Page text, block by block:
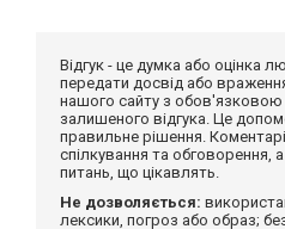
Відгук - це думка або оцінка
передати досвід або
нашого сайту з обов'язковою
залишеного відгука. Це
правильне рішення.
спілкування та обговорення,
питань, що цікавлять.
Не дозволяється:
лексики, погроз або образ;